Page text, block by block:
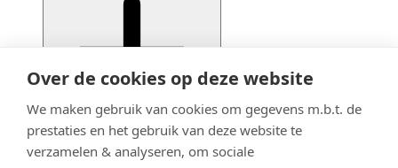
Over de cookies op deze website
We maken gebruik van cookies om gegevens m.b.t. de
prestaties en het gebruik van deze website te
verzamelen & analyseren, om sociale